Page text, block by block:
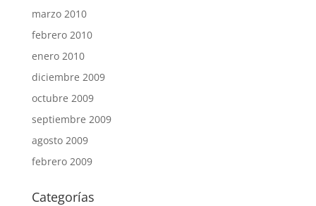
marzo 2010
febrero 2010
enero 2010
diciembre 2009
octubre 2009
septiembre 2009
agosto 2009
febrero 2009
Categorías